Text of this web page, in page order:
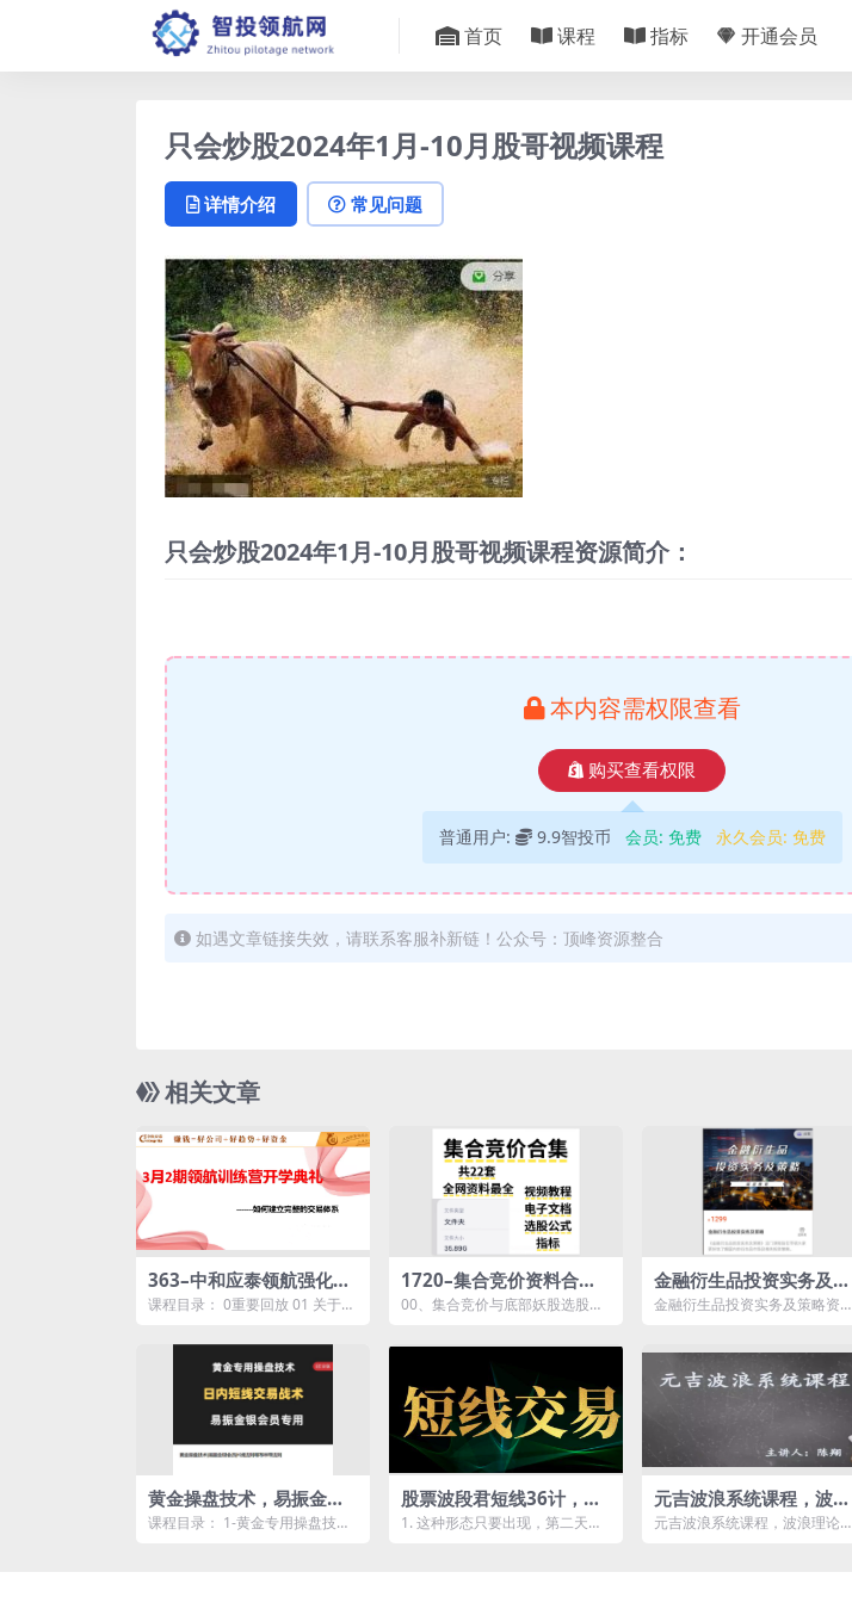
首页 课程 指标 开通会员
只会炒股2024年1月-10月股哥视频课程
详情介绍 常见问题
只会炒股2024年1月-10月股哥视频课程资源简介：
本内容需权限查看
购买查看权限
普通用户: 9.9智投币 会员: 免费 永久会员: 免费
如遇文章链接失效，请联系客服补新链！公众号：顶峰资源整合
相关文章
363–中和应泰领航强化班
领航训练营如何建立完整
课程目录： 0重要回放 01 关于趋
何提升交...
1720–集合竞价资料合集
炒股技术分析短线主力行
00、集合竞价与底部妖股选股公
金融衍生品投资实务及策
略
金融衍生品投资实务及策略资源
黄金操盘技术，易振金银
会员，K线法则和布林带法
课程目录： 1-黄金专用操盘技术.
股票波段君短线36计，每
天学一招，韭菜变镰刀
1. 这种形态只要出现，第二天就
元吉波浪系统课程，波浪
理论高级课程
元吉波浪系统课程，波浪理论高